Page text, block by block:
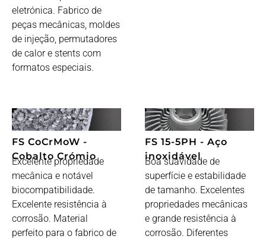
eletrónica. Fabrico de
peças mecânicas, moldes
de injeção, permutadores
de calor e stents com
formatos especiais.
FS CoCrMoW -
Cobalto Crómio
Excelente propriedade
mecânica e notável
biocompatibilidade.
Excelente resistência à
corrosão. Material
perfeito para o fabrico de
FS 15-5PH - Aço
inoxidável
Boa suavidade de
superfície e estabilidade
de tamanho. Excelentes
propriedades mecânicas
e grande resistência à
corrosão. Diferentes